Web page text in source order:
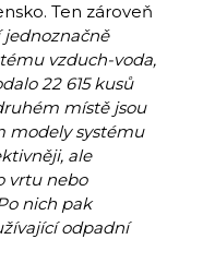
Ten zároveň
vzduch-voda,
22 615 kusů
místě jsou
modely systému
ale
vrtu nebo
nich pak
odpadní